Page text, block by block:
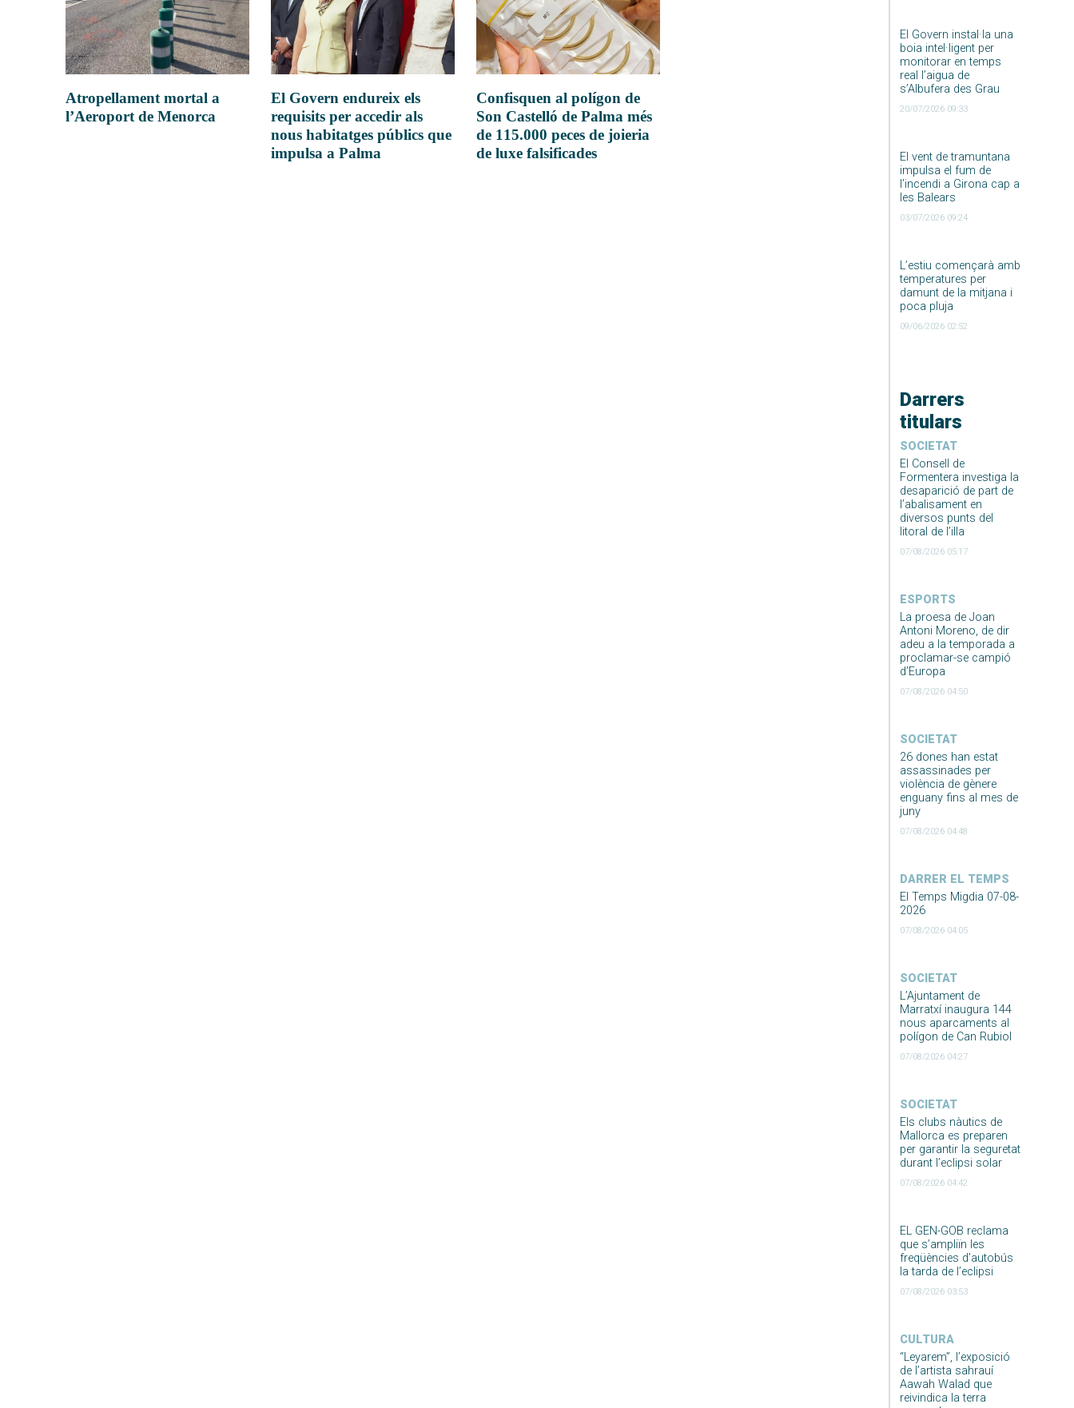
El Govern instal·la una
boia intel·ligent per
monitorar en temps
real l’aigua de
s’Albufera des Grau
20/07/2026 09:33
El vent de tramuntana
impulsa el fum de
l’incendi a Girona cap a
les Balears
03/07/2026 09:24
L’estiu començarà amb
temperatures per
damunt de la mitjana i
poca pluja
09/06/2026 02:52
Darrers
titulars
SOCIETAT
El Consell de
Formentera investiga la
desaparició de part de
l’abalisament en
diversos punts del
litoral de l’illa
07/08/2026 05:17
ESPORTS
La proesa de Joan
Antoni Moreno, de dir
adeu a la temporada a
proclamar-se campió
d’Europa
07/08/2026 04:50
SOCIETAT
26 dones han estat
assassinades per
violència de gènere
enguany fins al mes de
juny
07/08/2026 04:48
DARRER EL TEMPS
El Temps Migdia 07-08-
2026
07/08/2026 04:05
SOCIETAT
L’Ajuntament de
Marratxí inaugura 144
nous aparcaments al
polígon de Can Rubiol
07/08/2026 04:27
SOCIETAT
Els clubs nàutics de
Mallorca es preparen
per garantir la seguretat
durant l’eclipsi solar
07/08/2026 04:42
EL GEN-GOB reclama
que s’ampliïn les
freqüències d’autobús
la tarda de l’eclipsi
07/08/2026 03:53
CULTURA
“Leyarem”, l’exposició
de l’artista sahrauí
Aawah Walad que
reivindica la terra
Atropellament mortal a
l’Aeroport de Menorca
El Govern endureix els
requisits per accedir als
nous habitatges públics que
impulsa a Palma
Confisquen al polígon de
Son Castelló de Palma més
de 115.000 peces de joieria
de luxe falsificades